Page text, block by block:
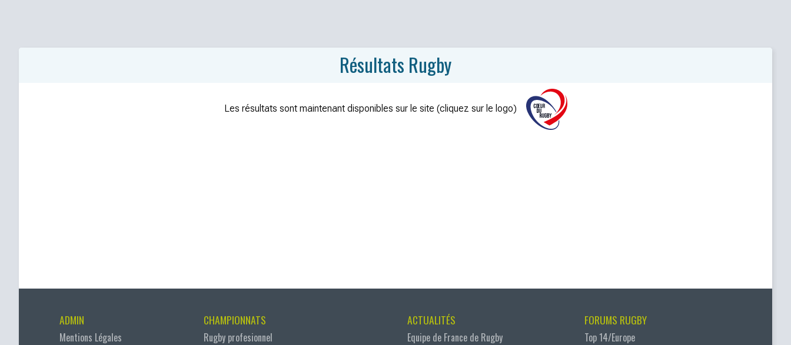
Résultats Rugby
Les résultats sont maintenant disponibles sur le site (cliquez sur le logo)
ADMIN
Mentions Légales
CHAMPIONNATS
Rugby profesionnel
ACTUALITÉS
Equipe de France de Rugby
FORUMS RUGBY
Top 14/Europe